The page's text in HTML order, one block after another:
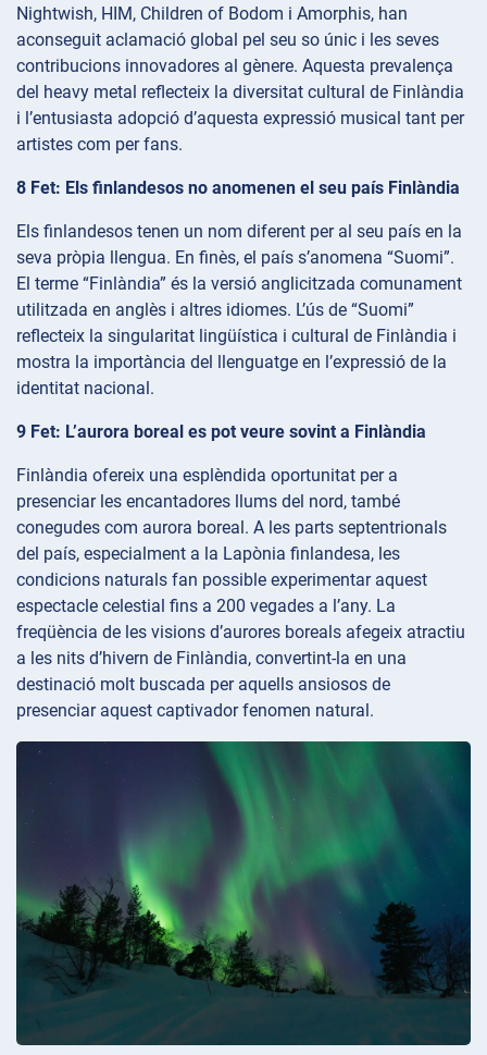
Nightwish, HIM, Children of Bodom i Amorphis, han
aconseguit aclamació global pel seu so únic i les seves
contribucions innovadores al gènere. Aquesta prevalença
del heavy metal reflecteix la diversitat cultural de Finlàndia
i l’entusiasta adopció d’aquesta expressió musical tant per
artistes com per fans.
8 Fet: Els finlandesos no anomenen el seu país Finlàndia
Els finlandesos tenen un nom diferent per al seu país en la
seva pròpia llengua. En finès, el país s’anomena “Suomi”.
El terme “Finlàndia” és la versió anglicitzada comunament
utilitzada en anglès i altres idiomes. L’ús de “Suomi”
reflecteix la singularitat lingüística i cultural de Finlàndia i
mostra la importància del llenguatge en l’expressió de la
identitat nacional.
9 Fet: L’aurora boreal es pot veure sovint a Finlàndia
Finlàndia ofereix una esplèndida oportunitat per a
presenciar les encantadores llums del nord, també
conegudes com aurora boreal. A les parts septentrionals
del país, especialment a la Lapònia finlandesa, les
condicions naturals fan possible experimentar aquest
espectacle celestial fins a 200 vegades a l’any. La
freqüència de les visions d’aurores boreals afegeix atractiu
a les nits d’hivern de Finlàndia, convertint-la en una
destinació molt buscada per aquells ansiosos de
presenciar aquest captivador fenomen natural.